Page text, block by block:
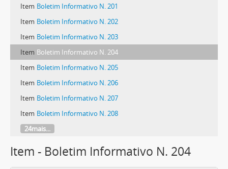
Item Boletim Informativo N. 201
Item Boletim Informativo N. 202
Item Boletim Informativo N. 203
Item Boletim Informativo N. 204
Item Boletim Informativo N. 205
Item Boletim Informativo N. 206
Item Boletim Informativo N. 207
Item Boletim Informativo N. 208
24mais...
Item - Boletim Informativo N. 204